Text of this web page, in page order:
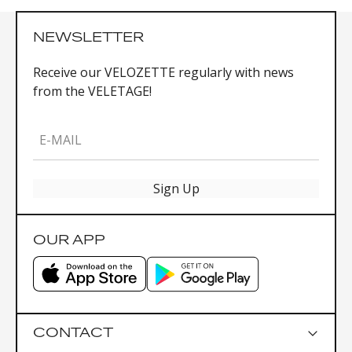
Scope of delivery: Bag / NANO UNIVERSAL
booklet
NEWSLETTER
Receive our VELOZETTE regularly with news
from the VELETAGE!
E-MAIL
Sign Up
OUR APP
CONTACT